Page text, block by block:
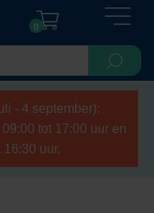
0
- 4 september):
tot 17:00 uur en
uur.